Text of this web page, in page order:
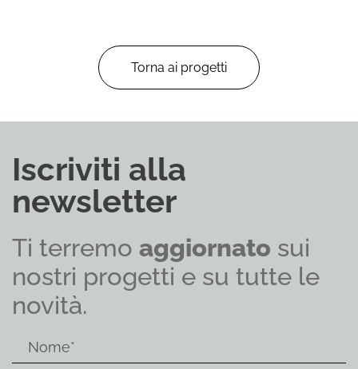
Torna ai progetti
Iscriviti alla
newsletter
Ti terremo aggiornato sui
nostri progetti e su tutte le
novità.